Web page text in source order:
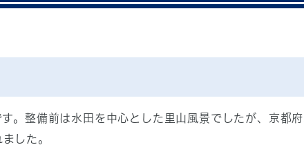
。整備前は水田を中心とした里山風景でしたが、京都
した。